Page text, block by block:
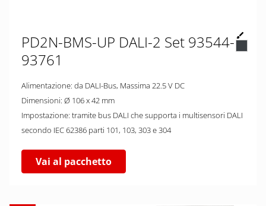
PD2N-BMS-UP DALI-2 Set 93544-
93761
Alimentazione: da DALI-Bus, Massima 22.5 V DC
Dimensioni: Ø 106 x 42 mm
Impostazione: tramite bus DALI che supporta i multisensori DALI
secondo IEC 62386 parti 101, 103, 303 e 304
Vai al pacchetto